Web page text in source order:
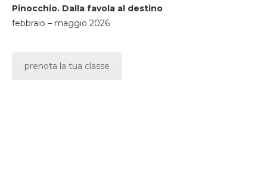
Pinocchio. Dalla favola al destino
febbraio – maggio 2026
prenota la tua classe